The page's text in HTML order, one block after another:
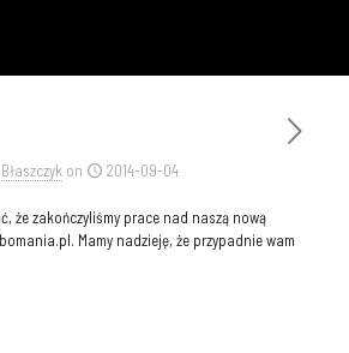
on 2014-09-04
że zakończyliśmy prace nad naszą nową
Mamy nadzieję, że przypadnie wam